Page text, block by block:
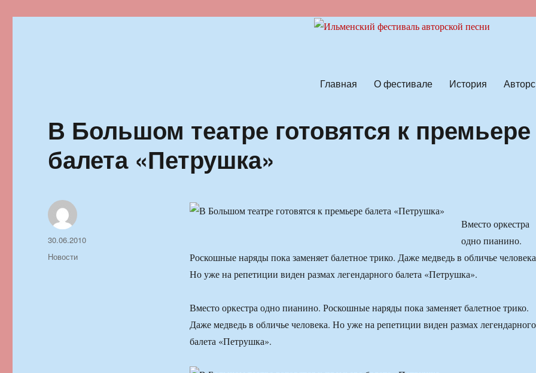
Главная О фестивале История
В Большом театре готовятся к премьере
балета «Петрушка»
Вместо оркестра
одно пианино.
Роскошные наряды пока заменяет балетное трико. Даже медведь в обличье
Но уже на репетиции виден размах легендарного балета «Петрушка».
Вместо оркестра одно пианино. Роскошные наряды пока заменяет балетное трико.
Даже медведь в обличье человека. Но уже на репетиции виден размах легендарного
балета «Петрушка».
Автор
Опубликовано
30.06.2010
Рубрики
Новости